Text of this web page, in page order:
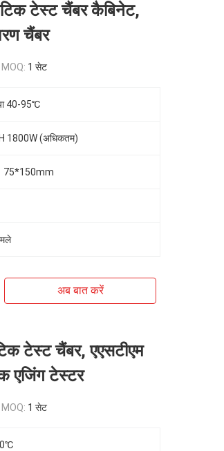
टेस्ट चैंबर कैबिनेट,
चैंबर
MOQ: 1 सेट
40-95℃
1800W (अधिकतम)
75*150mm
अब बात करें
टेस्ट चैंबर, एएसटीएम
एजिंग टेस्टर
MOQ: 1 सेट